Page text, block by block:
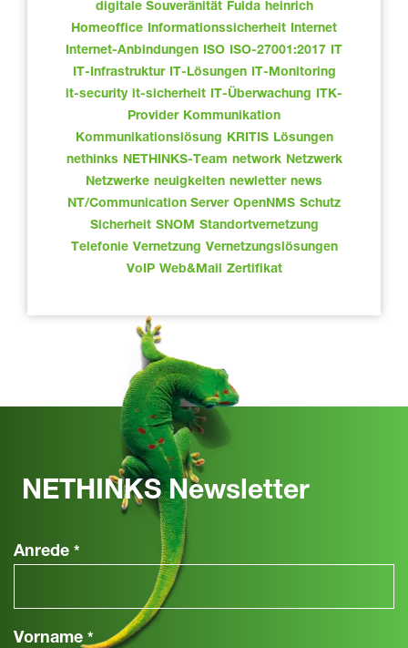
digitale Souveränität Fulda heinrich
Homeoffice Informationssicherheit Internet
Internet-Anbindungen ISO ISO-27001:2017 IT
IT-Infrastruktur IT-Lösungen IT-Monitoring
it-security it-sicherheit IT-Überwachung
ITK-
Provider Kommunikation
Kommunikationslösung
KRITIS Lösungen
nethinks NETHINKS-Team network Netzwerk
Netzwerke neuigkeiten newletter news
NT/Communication Server OpenNMS Schutz
Sicherheit SNOM Standortvernetzung
Telefonie Vernetzung Vernetzungslösungen
VoIP Web&Mail Zertifikat
NETHINKS Newsletter
Anrede *
Vorname *